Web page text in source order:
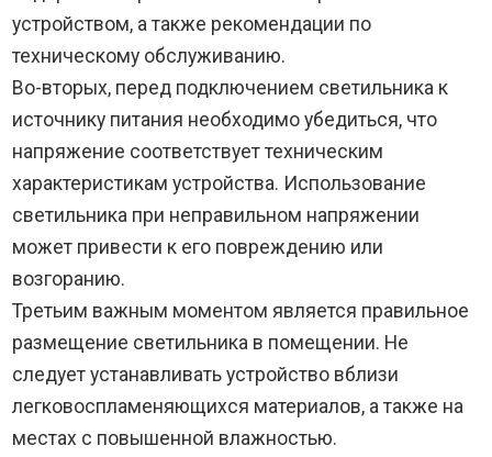
устройством, а также рекомендации по
техническому обслуживанию.
Во-вторых, перед подключением светильника к
источнику питания необходимо убедиться, что
напряжение соответствует техническим
характеристикам устройства. Использование
светильника при неправильном напряжении
может привести к его повреждению или
возгоранию.
Третьим важным моментом является правильное
размещение светильника в помещении. Не
следует устанавливать устройство вблизи
легковоспламеняющихся материалов, а также на
местах с повышенной влажностью.